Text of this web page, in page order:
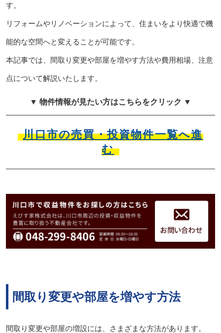
す。
リフォームやリノベーションによって、住まいをより快適で機
能的な空間へと変えることが可能です。
本記事では、間取り変更や部屋を増やす方法や費用相場、注意
点について解説いたします。
▼ 物件情報が見たい方はこちらをクリック ▼
川口市の売買・投資物件一覧へ進
む
間取り変更や部屋を増やす方法
間取り変更や部屋の増設には、さまざまな方法があります。